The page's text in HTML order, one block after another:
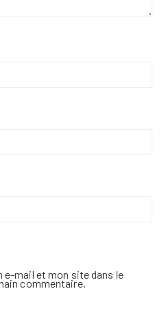
e-mail et mon site dans le
commentaire.